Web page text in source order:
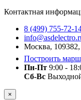
Контактная
8 (499) 755-72-
Москва,
Построить
Пн-Пт 9:00 -
Сб-Вс
×